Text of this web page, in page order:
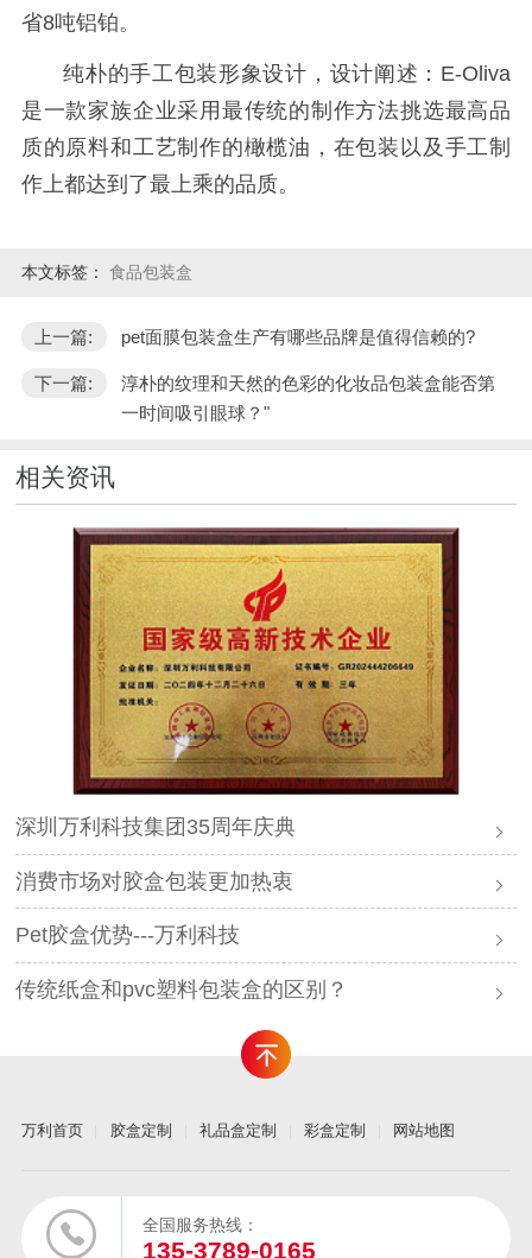
省8吨铝铂。
纯朴的手工包装形象设计，设计阐述：E-Oliva
是一款家族企业采用最传统的制作方法挑选最高品
质的原料和工艺制作的橄榄油，在包装以及手工制
作上都达到了最上乘的品质。
本文标签： 食品包装盒
上一篇: pet面膜包装盒生产有哪些品牌是值得信赖的?
下一篇:
淳朴的纹理和天然的色彩的化妆品包装盒能否第
一时间吸引眼球？"
相关资讯
深圳万利科技集团35周年庆典
消费市场对胶盒包装更加热衷
Pet胶盒优势---万利科技
传统纸盒和pvc塑料包装盒的区别？
万利首页 胶盒定制 礼品盒定制 彩盒定制 网站地图
全国服务热线：
135-3789-0165